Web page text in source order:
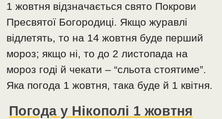
1 жовтня відзначається свято Покрови
Пресвятої Богородиці. Якщо журавлі
відлетять, то на 14 жовтня буде перший
мороз; якщо ні, то до 2 листопада на
мороз годі й чекати – “сльота стоятиме”.
Яка погода 1 жовтня, така буде й 1 квітня.
Погода у Нікополі 1 жовтня